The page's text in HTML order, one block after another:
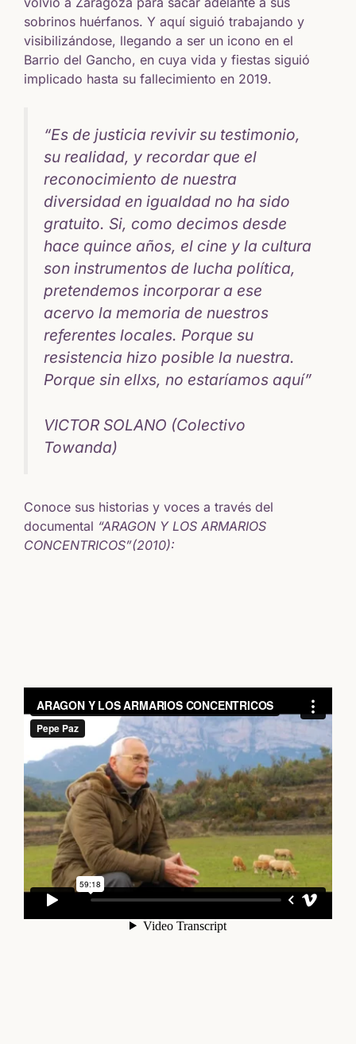
sobrinos huérfanos. Y aquí siguió trabajando y
visibilizándose, llegando a ser un icono en el
Barrio del Gancho, en cuya vida y fiestas siguió
implicado hasta su fallecimiento en 2019.
“Es de justicia revivir su testimonio,
su realidad, y recordar que el
reconocimiento de nuestra
diversidad en igualdad no ha sido
gratuito. Si, como decimos desde
hace quince años, el cine y la cultura
son instrumentos de lucha política,
pretendemos incorporar a ese
acervo la memoria de nuestros
referentes locales. Porque su
resistencia hizo posible la nuestra.
Porque sin ellxs, no estaríamos aquí”
VICTOR SOLANO (Colectivo
Towanda)
Conoce sus historias y voces a través del
documental “ARAGON Y LOS ARMARIOS
CONCENTRICOS”(2010):